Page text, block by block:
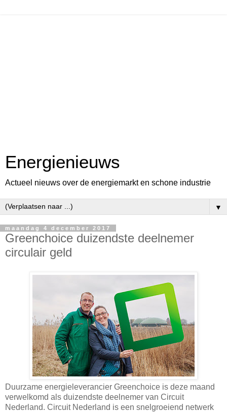
Energienieuws
Actueel nieuws over de energiemarkt en schone industrie
▼
maandag 4 december 2017
Greenchoice duizendste deelnemer
circulair geld
Duurzame energieleverancier Greenchoice is deze maand
verwelkomd als duizendste deelnemer van Circuit
Nederland. Circuit Nederland is een snelgroeiend netwerk